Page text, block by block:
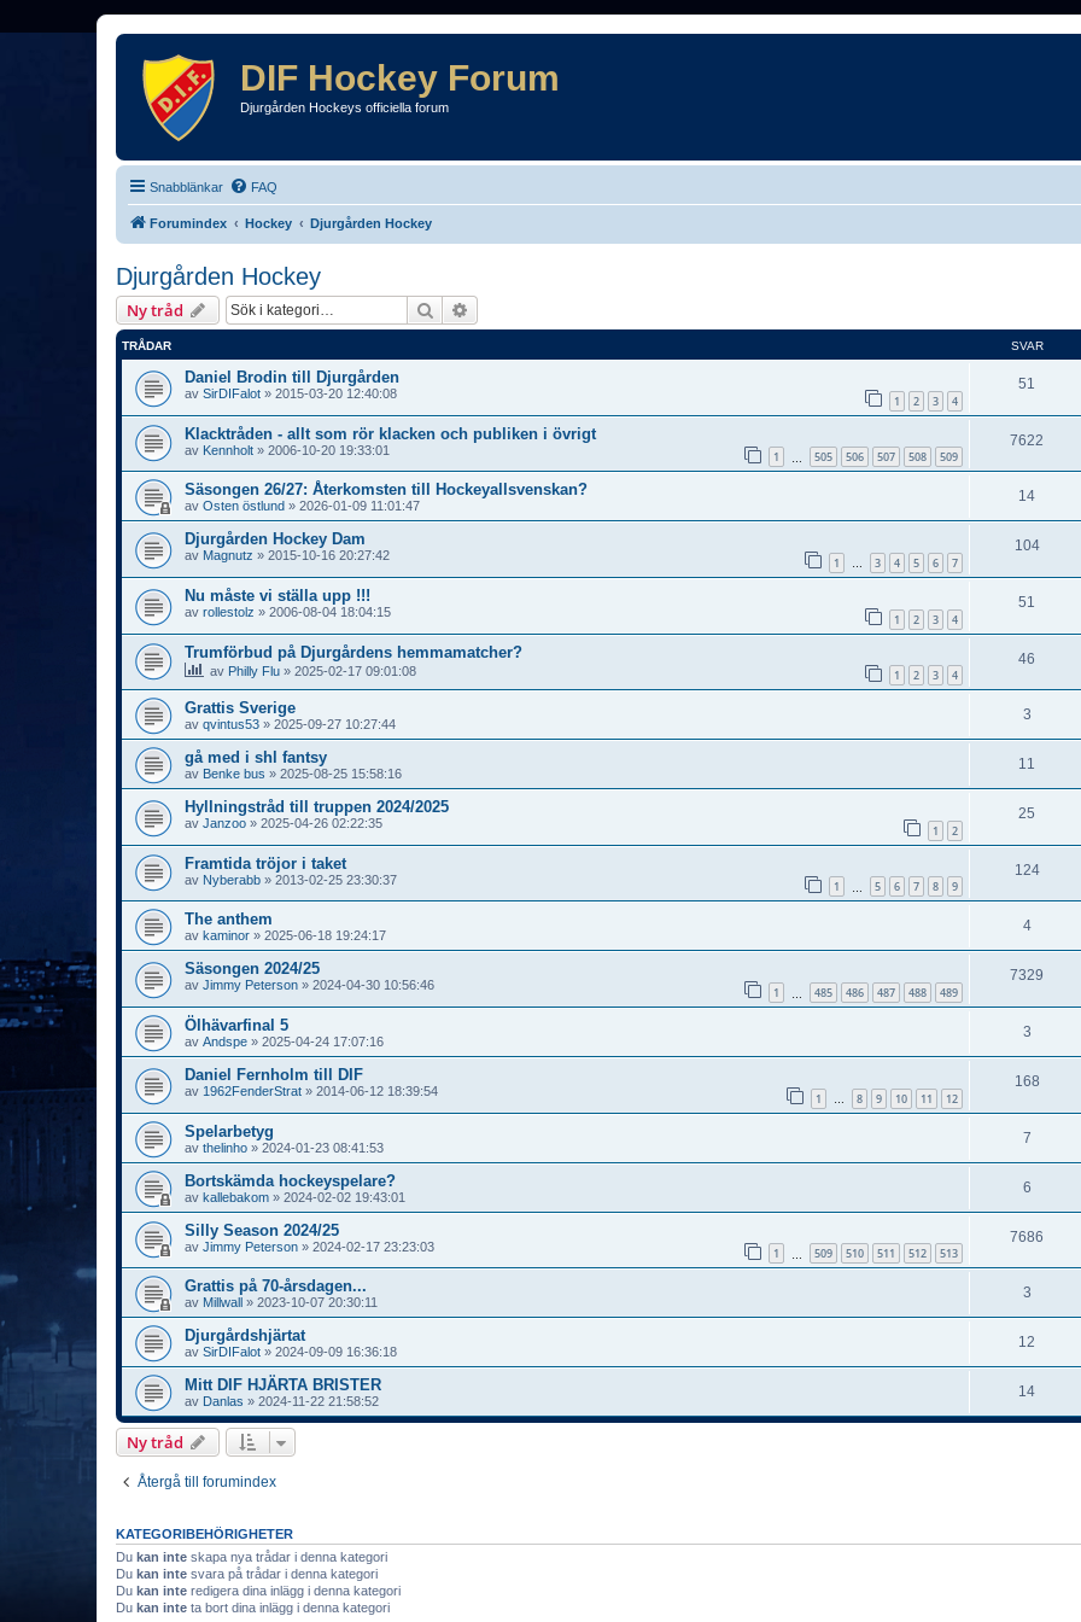
DIF Hockey Forum
Djurgården Hockeys officiella forum
Snabblänkar FAQ
Forumindex Hockey Djurgården Hockey
Djurgården Hockey
Ny tråd Sök
TRÅDAR SVAR
Daniel Brodin till Djurgården
av SirDIFalot » 2015-03-20 12:40:08 1 2 3 4
51
Klacktråden - allt som rör klacken och publiken i övrigt
av Kennholt » 2006-10-20 19:33:01 1 505 506 507 508 509
7622
Säsongen 26/27: Återkomsten till Hockeyallsvenskan?
av Osten östlund » 2026-01-09 11:01:47
14
Djurgården Hockey Dam
av Magnutz » 2015-10-16 20:27:42 1 … 3 4 5 6 7
104
Nu måste vi ställa upp !!!
av rollestolz » 2006-08-04 18:04:15 1 2 3 4
51
Trumförbud på Djurgårdens hemmamatcher?
av Philly Flu » 2025-02-17 09:01:08 1 2 3 4
46
Grattis Sverige
av qvintus53 » 2025-09-27 10:27:44
3
gå med i shl fantsy
av Benke bus » 2025-08-25 15:58:16
11
Hyllningstråd till truppen 2024/2025
av Janzoo » 2025-04-26 02:22:35 1 2
25
Framtida tröjor i taket
av Nyberabb » 2013-02-25 23:30:37 1 5 6 7 8 9
124
The anthem
av kaminor » 2025-06-18 19:24:17
4
Säsongen 2024/25
av Jimmy Peterson » 2024-04-30 10:56:46 1 485 486 487 488 489
7329
Ölhävarfinal 5
av Andspe » 2025-04-24 17:07:16
3
Daniel Fernholm till DIF
av 1962FenderStrat » 2014-06-12 18:39:54 1 … 8 9 10 11 12
168
Spelarbetyg
av thelinho » 2024-01-23 08:41:53
7
Bortskämda hockeyspelare?
av kallebakom » 2024-02-02 19:43:01
6
Silly Season 2024/25
av Jimmy Peterson » 2024-02-17 23:23:03 1 509 510 511 512 513
7686
Grattis på 70-årsdagen...
av Millwall » 2023-10-07 20:30:11
3
Djurgårdshjärtat
av SirDIFalot » 2024-09-09 16:36:18
12
Mitt DIF HJÄRTA BRISTER
av Danlas » 2024-11-22 21:58:52
14
Ny tråd
Återgå till forumindex
KATEGORIBEHÖRIGHETER
Du kan inte skapa nya trådar i denna kategori
Du kan inte svara på trådar i denna kategori
Du kan inte redigera dina inlägg i denna kategori
Du kan inte ta bort dina inlägg i denna kategori